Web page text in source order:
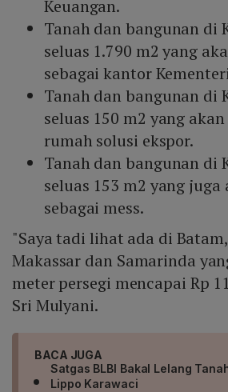
Keuangan.
Tanah dan bangunan di
seluas 1.790 m2 yang
sebagai kantor
Tanah dan bangunan di
seluas 150 m2 yang
rumah solusi ekspor.
Tanah dan bangunan di
seluas 153 m2 yang
sebagai mess.
"Saya tadi lihat ada di
Makassar dan Samarinda
meter persegi mencapai Rp
Sri Mulyani.
BACA JUGA
Satgas BLBI Bakal Lelang
Lippo Karawaci